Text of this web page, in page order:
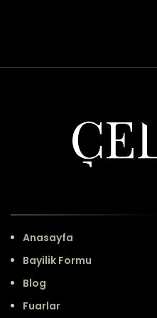
Anasayfa
Bayilik Formu
Blog
Fuarlar